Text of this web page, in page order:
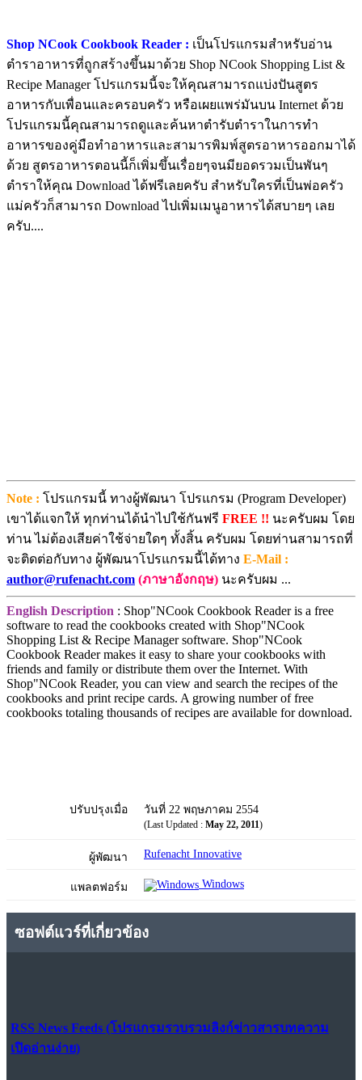
Shop NCook Cookbook Reader : เป็นโปรแกรมสำหรับอ่าน
ตำราอาหารที่ถูกสร้างขึ้นมาด้วย Shop NCook Shopping List &
Recipe Manager โปรแกรมนี้จะให้คุณสามารถแบ่งปันสูตร
อาหารกับเพื่อนและครอบครัว หรือเผยแพร่มันบน Internet ด้วย
โปรแกรมนี้คุณสามารถดูและค้นหาตำรับตำราในการทำ
อาหารของคู่มือทำอาหารและสามารพิมพ์สูตรอาหารออกมาได้
ด้วย สูตรอาหารตอนนี้ก็เพิ่มขึ้นเรื่อยๆจนมียอดรวมเป็นพันๆ
ตำราให้คุณ Download ได้ฟรีเลยครับ สำหรับใครที่เป็นพ่อครัว
แม่ครัวก็สามารถ Download ไปเพิ่มเมนูอาหารได้สบายๆ เลย
ครับ....
Note : โปรแกรมนี้ ทางผู้พัฒนา โปรแกรม (Program Developer)
เขาได้แจกให้ ทุกท่านได้นำไปใช้กันฟรี FREE !! นะครับผม โดย
ท่าน ไม่ต้องเสียค่าใช้จ่ายใดๆ ทั้งสิ้น ครับผม โดยท่านสามารถที่
จะติดต่อกับทาง ผู้พัฒนาโปรแกรมนี้ได้ทาง E-Mail :
author@rufenacht.com (ภาษาอังกฤษ) นะครับผม ...
English Description : Shop"NCook Cookbook Reader is a free
software to read the cookbooks created with Shop"NCook
Shopping List & Recipe Manager software. Shop"NCook
Cookbook Reader makes it easy to share your cookbooks with
friends and family or distribute them over the Internet. With
Shop"NCook Reader, you can view and search the recipes of the
cookbooks and print recipe cards. A growing number of free
cookbooks totaling thousands of recipes are available for download.
ปรับปรุงเมื่อ วันที่ 22 พฤษภาคม 2554
(Last Updated : May 22, 2011)
ผู้พัฒนา Rufenacht Innovative
แพลตฟอร์ม Windows
ซอฟต์แวร์ที่เกี่ยวข้อง
RSS News Feeds (โปรแกรมรวบรวมลิงก์ข่าวสารบทความ
เปิดอ่านง่าย)